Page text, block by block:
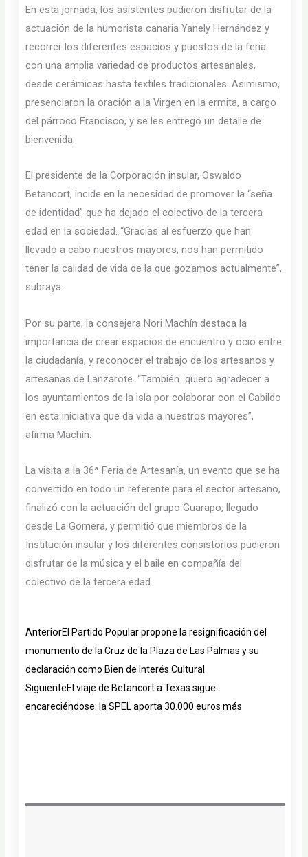
En esta jornada, los asistentes pudieron disfrutar de la
actuación de la humorista canaria Yanely Hernández y
recorrer los diferentes espacios y puestos de la feria
con una amplia variedad de productos artesanales,
desde cerámicas hasta textiles tradicionales. Asimismo,
presenciaron la oración a la Virgen en la ermita, a cargo
del párroco Francisco, y se les entregó un detalle de
bienvenida.
El presidente de la Corporación insular, Oswaldo
Betancort, incide en la necesidad de promover la “seña
de identidad” que ha dejado el colectivo de la tercera
edad en la sociedad. “Gracias al esfuerzo que han
llevado a cabo nuestros mayores, nos han permitido
tener la calidad de vida de la que gozamos actualmente”,
subraya.
Por su parte, la consejera Nori Machín destaca la
importancia de crear espacios de encuentro y ocio entre
la ciudadanía, y reconocer el trabajo de los artesanos y
artesanas de Lanzarote. “También quiero agradecer a
los ayuntamientos de la isla por colaborar con el Cabildo
en esta iniciativa que da vida a nuestros mayores”,
afirma Machín.
La visita a la 36ª Feria de Artesanía, un evento que se ha
convertido en todo un referente para el sector artesano,
finalizó con la actuación del grupo Guarapo, llegado
desde La Gomera, y permitió que miembros de la
Institución insular y los diferentes consistorios pudieron
disfrutar de la música y el baile en compañía del
colectivo de la tercera edad.
Ant
AnteriorEl Partido Popular propone la resignificación del
monumento de la Cruz de la Plaza de Las Palmas y su
declaración como Bien de Interés Cultural
SiguienteEl viaje de Betancort a Texas sigue
encareciéndose: la SPEL aporta 30.000 euros más
Siguiente